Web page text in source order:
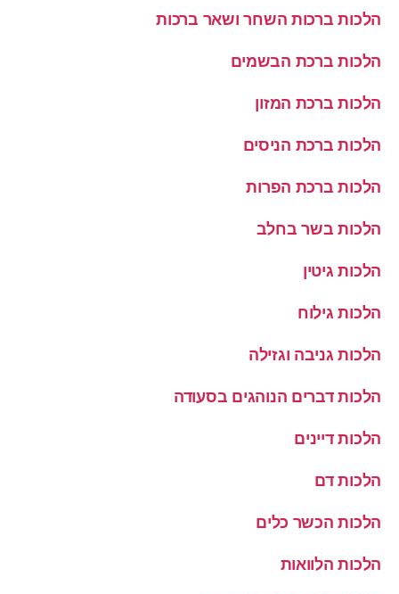
הלכות ברכות השחר ושאר ברכות
הלכות ברכת הבשמים
הלכות ברכת המזון
הלכות ברכת הניסים
הלכות ברכת הפרות
הלכות בשר בחלב
הלכות גיטין
הלכות גילוח
הלכות גניבה וגזילה
הלכות דברים הנוהגים בסעודה
הלכות דיינים
הלכות דם
הלכות הכשר כלים
הלכות הלוואות